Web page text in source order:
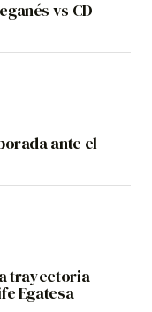
vs CD
ante el
trayectoria
Egatesa